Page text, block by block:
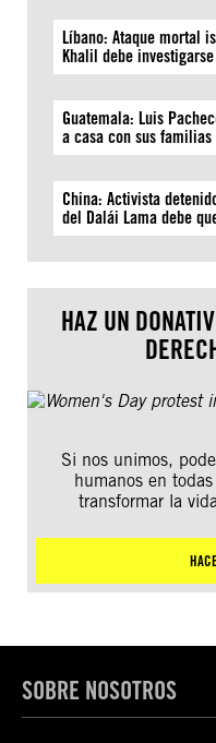
Líbano: Ataque mortal
Khalil debe
Guatemala: Luis
a casa con sus familias
China: Activista
del Dalái Lama debe
HAZ UN
Si nos unimos,
humanos en
transformar la
SOBRE NOSOTROS